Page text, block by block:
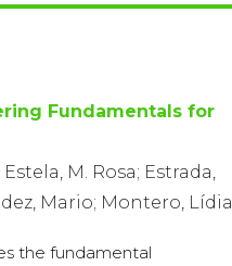
Fundamentals for
M. Rosa; Estrada,
Mario; Montero, Lídia
the fundamental